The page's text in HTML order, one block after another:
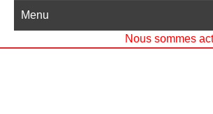
Menu
Nous sommes